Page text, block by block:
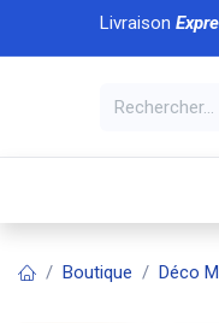
Se rendre au contenu
Livraison
Boutique Déco